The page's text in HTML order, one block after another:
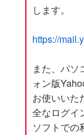
します。
https://
また、パソ
ォン版
お使いいた
全なログイ
ソフトでの